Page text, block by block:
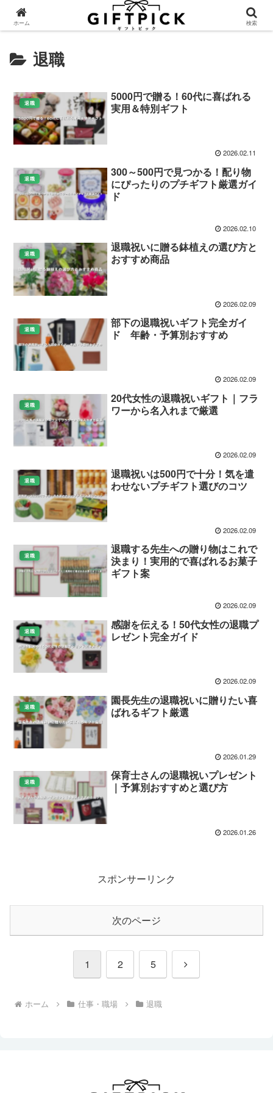
退職
退職
5000円で贈る！60代に喜ばれる
実用＆特別ギフト
2026.02.11
退職
300～500円で見つかる！配り物
にぴったりのプチギフト厳選ガイ
ド
2026.02.10
退職
退職祝いに贈る鉢植えの選び方と
おすすめ商品
2026.02.09
退職
部下の退職祝いギフト完全ガイ
ド 年齢・予算別おすすめ
2026.02.09
退職
20代女性の退職祝いギフト｜フラ
ワーから名入れまで厳選
2026.02.09
退職
退職祝いは500円で十分！気を遣
わせないプチギフト選びのコツ
2026.02.09
退職
退職する先生への贈り物はこれで
決まり！実用的で喜ばれるお菓子
ギフト案
2026.02.09
退職
感謝を伝える！50代女性の退職プ
レゼント完全ガイド
2026.02.09
退職
園長先生の退職祝いに贈りたい喜
ばれるギフト厳選
2026.01.29
退職
保育士さんの退職祝いプレゼント
｜予算別おすすめと選び方
2026.01.26
スポンサーリンク
次のページ
1 2 5
次
ホーム 仕事・職場 退職
ホーム 検索